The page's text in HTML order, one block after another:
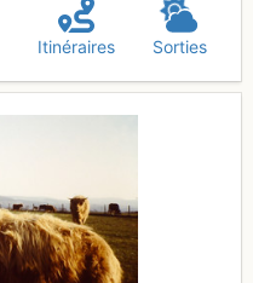
Itinéraires Sorties